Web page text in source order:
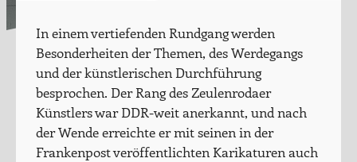
In einem vertiefenden Rundgang werden
Besonderheiten der Themen, des Werdegangs
und der künstlerischen Durchführung
besprochen. Der Rang des Zeulenrodaer
Künstlers war DDR-weit anerkannt, und nach
der Wende erreichte er mit seinen in der
Frankenpost veröffentlichten Karikaturen auch